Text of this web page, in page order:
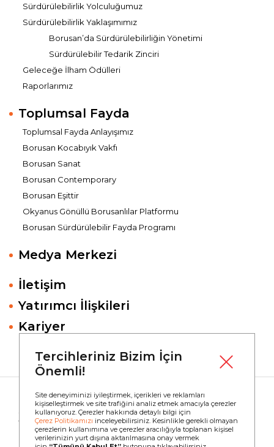
Sürdürülebilirlik Yolculuğumuz
Sürdürülebilirlik Yaklaşımımız
Borusan’da Sürdürülebilirliğin Yönetimi
Sürdürülebilir Tedarik Zinciri
Geleceğe İlham Ödülleri
Raporlarımız
Toplumsal Fayda
Toplumsal Fayda Anlayışımız
Borusan Kocabıyık Vakfı
Borusan Sanat
Borusan Contemporary
Borusan Eşittir
Okyanus Gönüllü Borusanlılar Platformu
Borusan Sürdürülebilir Fayda Programı
Medya Merkezi
İletişim
Yatırımcı İlişkileri
Kariyer
Copyright © 2023Borusan Holding
Tüm Hakları Saklıdır.
Çerez Politikası
Tercihleriniz Bizim İçin
Önemli!
Site deneyiminizi iyileştirmek, içerikleri ve reklamları
kişiselleştirmek ve site trafiğini analiz etmek amacıyla çerezler
kullanıyoruz. Çerezler hakkında detaylı bilgi için
Çerez Politikamızı inceleyebilirsiniz. Kesinlikle gerekli olmayan
çerezlerin kullanımına ve çerezler aracılığıyla toplanan kişisel
verilerinizin yurt dışına aktarılmasına onay vermek